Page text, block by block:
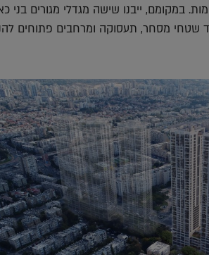
במקומם, ייבנו שישה מגדלי מגורים בני
שטחי מסחר, תעסוקה ומרחבים פתוחים